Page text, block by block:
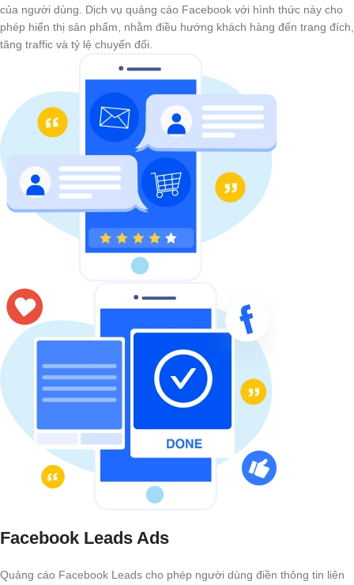
của người dùng. Dịch vụ quảng cáo Facebook với hình thức này cho
phép hiển thị sản phẩm, nhằm điều hướng khách hàng đến trang đích,
tăng traffic và tỷ lệ chuyển đổi.
Facebook Leads Ads
Quảng cáo Facebook Leads cho phép người dùng điền thông tin liên